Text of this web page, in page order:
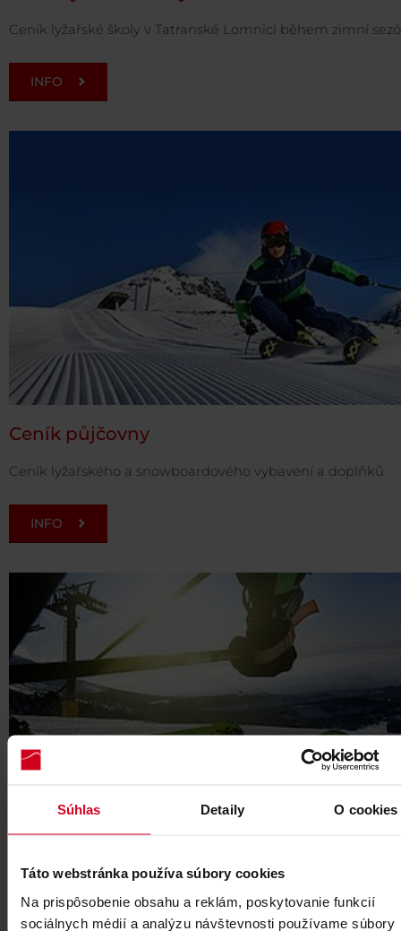
Súhlas Detaily O cookies
Táto webstránka používa súbory cookies
Na prispôsobenie obsahu a reklám, poskytovanie funkcií
sociálnych médií a analýzu návštevnosti používame súbory
Ceník lyžařské školy v Tatranské Lomnici během zimní
INFO
Ceník půjčovny
Ceník lyžařského a snowboardového vybavení a doplňků
INFO
Ceník servisu
Servis lyžařského a snowboardového vybavení a doplňků